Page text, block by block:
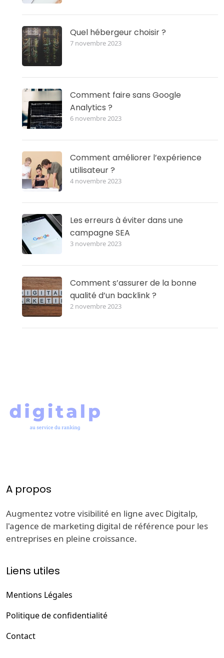
Quel hébergeur choisir ?
7 novembre 2023
Comment faire sans Google
Analytics ?
6 novembre 2023
Comment améliorer l’expérience
utilisateur ?
4 novembre 2023
Les erreurs à éviter dans une
campagne SEA
3 novembre 2023
Comment s’assurer de la bonne
qualité d’un backlink ?
2 novembre 2023
A propos
Augmentez votre visibilité en ligne avec Digitalp,
l'agence de marketing digital de référence pour les
entreprises en pleine croissance.
Liens utiles
Mentions Légales
Politique de confidentialité
Contact